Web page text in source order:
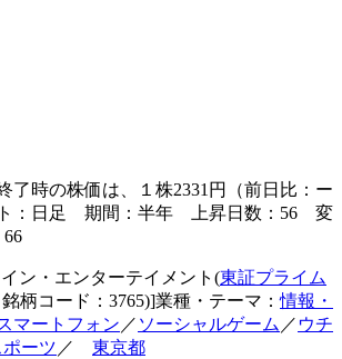
了時の株価は、１株2331 円（前日比： ー
ト：日足 期間：半年 上昇日数：56 変
ン・エンターテイメント(東証プライム
柄コード：3765)]業種・テーマ：情報・
マートフォン ／ ソーシャルゲーム ／ ウチ
ポーツ ／ 東京都